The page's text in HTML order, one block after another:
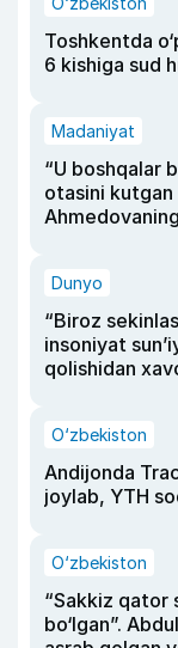
Toshkentda
6 kishiga sud
Madaniyat
“U boshqalar
otasini kutgan
Dunyo
“Biroz
insoniyat
qolishidan
O‘zbekiston
Andijonda
joylab, YTH
O‘zbekiston
“Sakkiz qator
bo‘lgan”.